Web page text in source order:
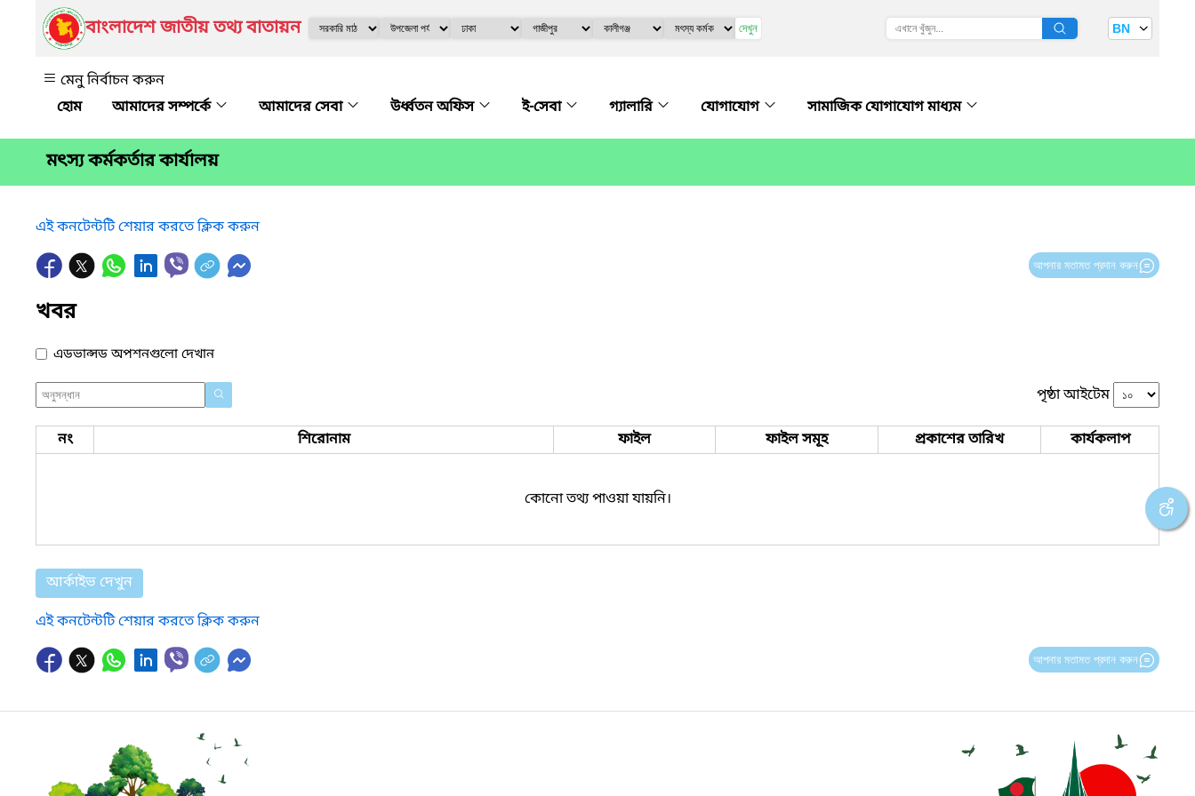
বাংলাদেশ জাতীয় তথ্য বাতায়ন দেখুন BN
মেনু নির্বাচন করুন
আমাদের সম্পর্কে
আমাদের সেবা উর্ধ্বতন অফিস ই-সেবা গ্যালারি যোগাযোগ সামাজিক যোগাযোগ মাধ্যম
মৎস্য কর্মকর্তার কার্যালয়
এই কনটেন্টটি শেয়ার করতে ক্লিক করুন
আপনার মতামত প্রদান করুন
খবর
এডভান্সড অপশনগুলো দেখান
পৃষ্ঠা আইটেম
নং শিরোনাম ফাইল ফাইল সমূহ প্রকাশের তারিখ কার্যকলাপ
কোনো তথ্য পাওয়া যায়নি।
আর্কাইভ দেখুন
এই কনটেন্টটি শেয়ার করতে ক্লিক করুন
আপনার মতামত প্রদান করুন